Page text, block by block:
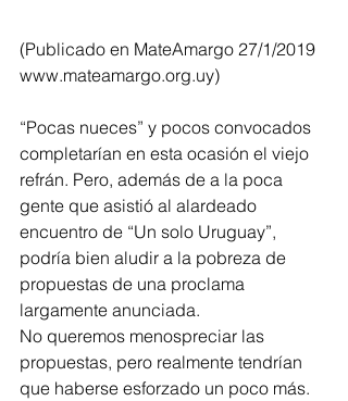
(Publicado en MateAmargo 27/1/2019
www.mateamargo.org.uy)
“Pocas nueces” y pocos convocados
completarían en esta ocasión el viejo
refrán. Pero, además de a la poca
gente que asistió al alardeado
encuentro de “Un solo Uruguay”,
podría bien aludir a la pobreza de
propuestas de una proclama
largamente anunciada.
No queremos menospreciar las
propuestas, pero realmente tendrían
que haberse esforzado un poco más.